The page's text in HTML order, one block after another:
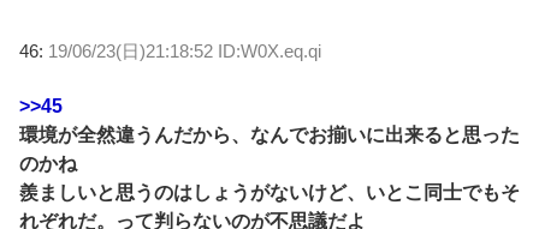
46: 19/06/23(日)21:18:52 ID:W0X.eq.qi
>>45
環境が全然違うんだから、なんでお揃いに出来ると思った
のかね
羨ましいと思うのはしょうがないけど、いとこ同士でもそ
れぞれだ。って判らないのが不思議だよ